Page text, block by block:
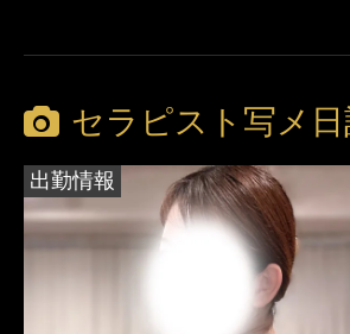
セラピスト写メ
出勤情報